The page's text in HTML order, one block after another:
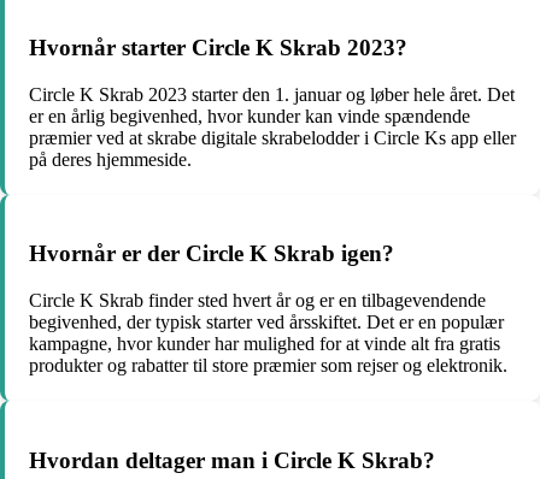
Hvornår starter Circle K Skrab 2023?
Circle K Skrab 2023 starter den 1. januar og løber hele året. Det
er en årlig begivenhed, hvor kunder kan vinde spændende
præmier ved at skrabe digitale skrabelodder i Circle Ks app eller
på deres hjemmeside.
Hvornår er der Circle K Skrab igen?
Circle K Skrab finder sted hvert år og er en tilbagevendende
begivenhed, der typisk starter ved årsskiftet. Det er en populær
kampagne, hvor kunder har mulighed for at vinde alt fra gratis
produkter og rabatter til store præmier som rejser og elektronik.
Hvordan deltager man i Circle K Skrab?